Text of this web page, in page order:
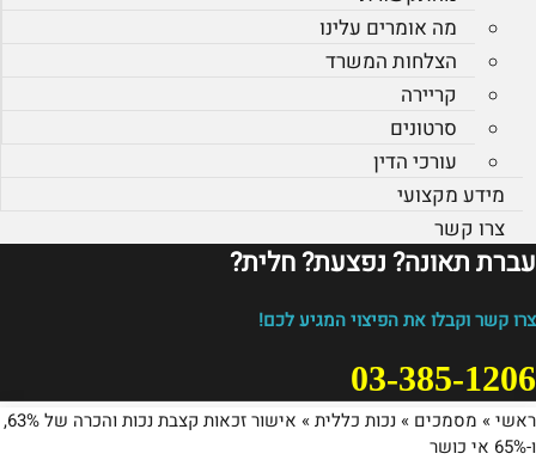
מה אומרים עלינו
הצלחות המשרד
קריירה
סרטונים
עורכי הדין
מידע מקצועי
צרו קשר
עברת תאונה? נפצעת? חלית?​
צרו קשר וקבלו את הפיצוי המגיע לכם!
03-385-1206
ראשי» מסמכים » נכות כללית»
אישור זכאות קצבת נכות והכרה של 63%,
ו-65% אי כושר